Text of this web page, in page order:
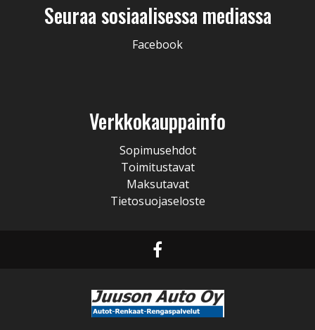
Seuraa sosiaalisessa mediassa
Facebook
Verkkokauppainfo
Sopimusehdot
Toimitustavat
Maksutavat
Tietosuojaseloste